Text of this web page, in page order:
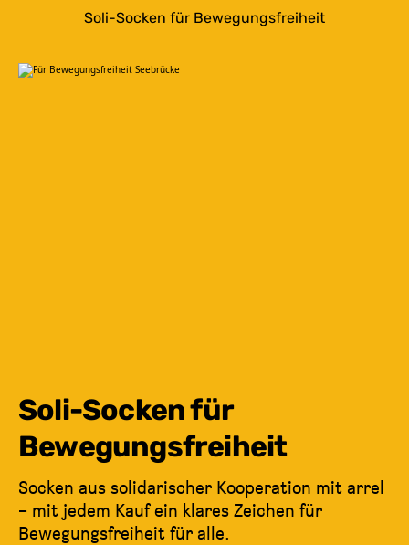
Soli-Socken für Bewegungsfreiheit
Soli-Socken für
Bewegungsfreiheit
Socken aus solidarischer Kooperation mit arrel
– mit jedem Kauf ein klares Zeichen für
Bewegungsfreiheit für alle.